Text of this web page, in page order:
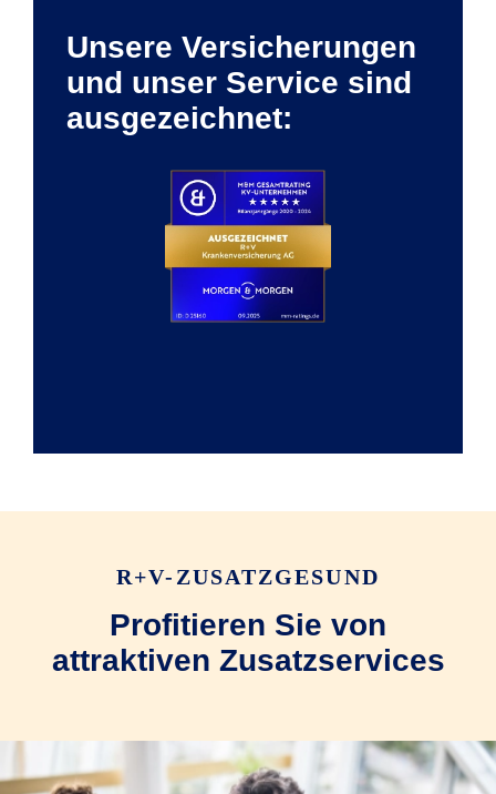
Unsere Versicherungen
und unser Service sind
ausgezeichnet:
R+V-ZUSATZGESUND
Profitieren Sie von
attraktiven Zusatzservices